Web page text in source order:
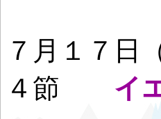
７月１
４節 イ